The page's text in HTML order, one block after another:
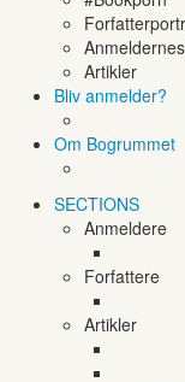
Artikler
Bliv anmelder?
Om Bogrummet
SECTIONS
Anmeldere
Forfattere
Artikler